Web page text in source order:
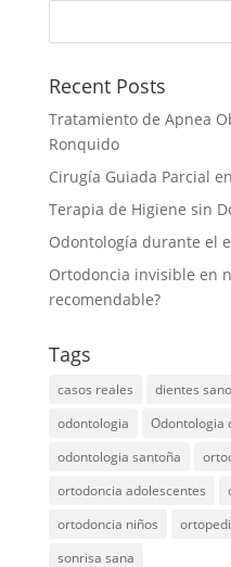
Recent Posts
Tratamiento de Apnea
Ronquido
Cirugía Guiada Parcial
Terapia de Higiene sin
Odontología durante el
Ortodoncia invisible en
recomendable?
Tags
casos reales dientes
odontologia
Odontologia
odontologia santoña
ortodoncia adolescentes
ortodoncia niños
sonrisa sana